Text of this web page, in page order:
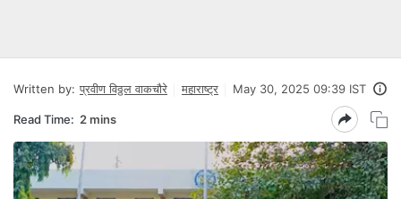
Written by: प्रवीण विठ्ठल वाकचौरे महाराष्ट्र May 30, 2025 09:39 IST
Read Time: 2 mins